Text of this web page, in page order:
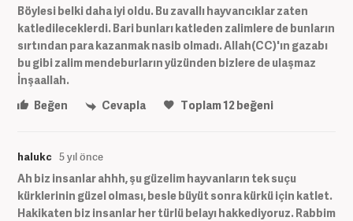
Böylesi belki daha iyi oldu. Bu zavallı hayvancıklar zaten
katledileceklerdi. Bari bunları katleden zalimlere de bunların
sırtından para kazanmak nasib olmadı. Allah(CC)'ın gazabı
bu gibi zalim mendeburların yüzünden bizlere de ulaşmaz
İnşaallah.
Beğen
Cevapla Toplam12beğeni
halukc 5 yıl önce
Ah biz insanlar ahhh, şu güzelim hayvanların tek suçu
kürklerinin güzel olması, besle büyüt sonra kürkü için katlet.
Hakikaten biz insanlar her türlü belayı hakkediyoruz. Rabbim